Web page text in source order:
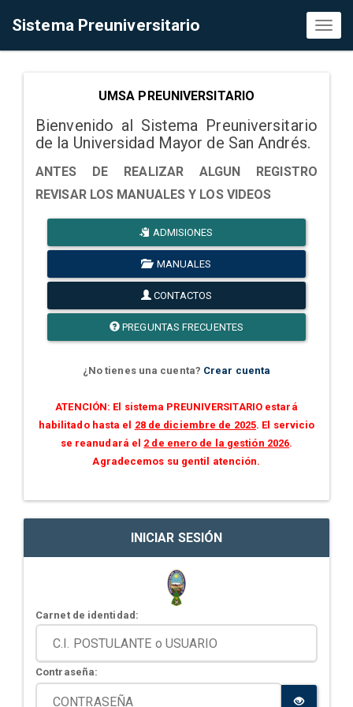
Sistema Preuniversitario
UMSA PREUNIVERSITARIO
Bienvenido al Sistema Preuniversitario
de la Universidad Mayor de San Andrés.
ANTES DE REALIZAR ALGUN REGISTRO
REVISAR LOS MANUALES Y LOS VIDEOS
ADMISIONES
MANUALES
CONTACTOS
PREGUNTAS FRECUENTES
¿No tienes una cuenta? Crear cuenta
ATENCIÓN: El sistema PREUNIVERSITARIO estará
habilitado hasta el 28 de diciembre de 2025. El servicio
se reanudará el 2 de enero de la gestión 2026.
Agradecemos su gentil atención.
INICIAR SESIÓN
Carnet de identidad:
Contraseña: